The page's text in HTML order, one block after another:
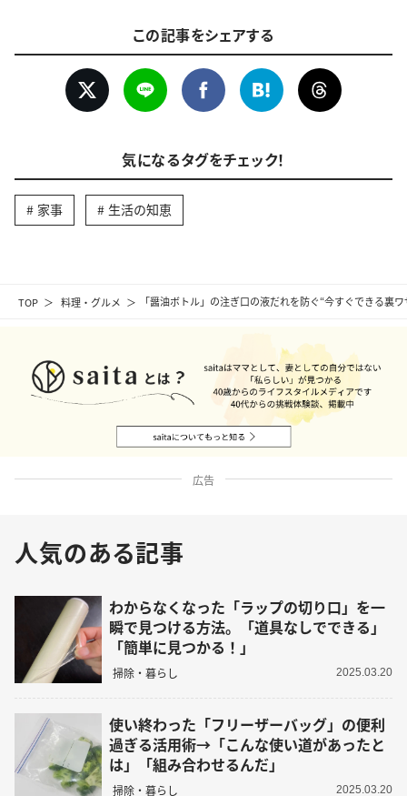
TOP 料理・グルメ 「醤油ボトル」の注ぎ口の液だれを防ぐ“今すぐできる裏
この記事をシェアする
気になるタグをチェック！
家事 生活の知恵
広告
人気のある記事
わからなくなった「ラップの切り口」を一
瞬で見つける方法。「道具なしでできる」
「簡単に見つかる！」
掃除・暮らし 2025.03.20
使い終わった「フリーザーバッグ」の便利
過ぎる活用術→「こんな使い道があったと
は」「組み合わせるんだ」
掃除・暮らし 2025.03.20